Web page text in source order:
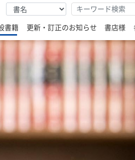
書籍 更新・訂正のお知らせ 書店様